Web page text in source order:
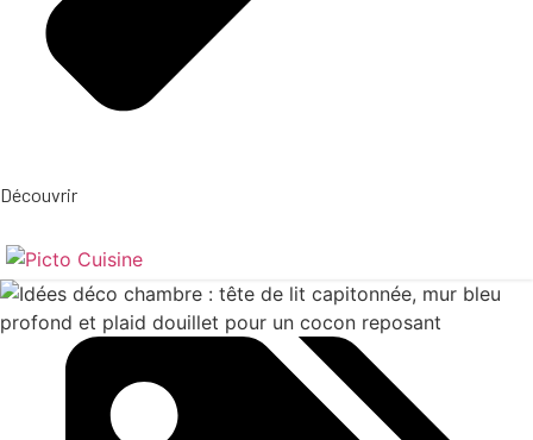
Découvrir